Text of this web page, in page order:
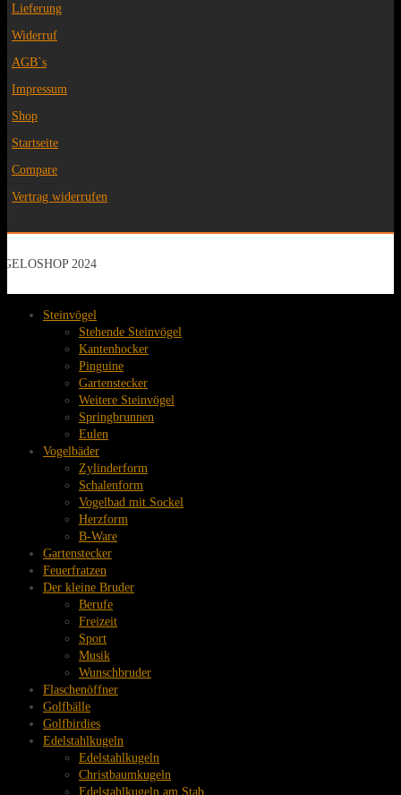
Lieferung
Widerruf
AGB`s
Impressum
Shop
Startseite
Compare
Vertrag widerrufen
GELOSHOP 2024
Steinvögel
Stehende Steinvögel
Kantenhocker
Pinguine
Gartenstecker
Weitere Steinvögel
Springbrunnen
Eulen
Vogelbäder
Zylinderform
Schalenform
Vogelbad mit Sockel
Herzform
B-Ware
Gartenstecker
Feuerfratzen
Der kleine Bruder
Berufe
Freizeit
Sport
Musik
Wunschbruder
Flaschenöffner
Golfbälle
Golfbirdies
Edelstahlkugeln
Edelstahlkugeln
Christbaumkugeln
Edelstahlkugeln am Stab